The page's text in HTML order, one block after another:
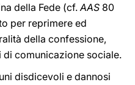
della Fede (cf.AAS 80
per reprimere ed
della confessione,
comunicazione sociale.
disdicevoli e dannosi